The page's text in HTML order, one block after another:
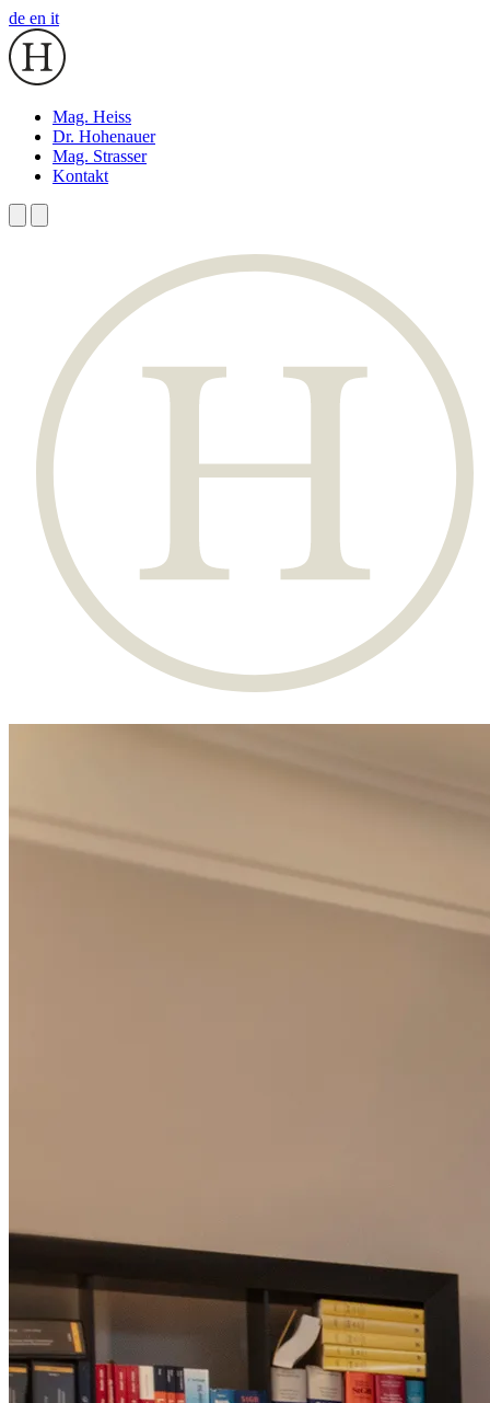
de en it
Mag. Heiss
Dr. Hohenauer
Mag. Strasser
Kontakt